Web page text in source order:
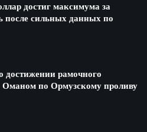
достиг максимума за
после сильных данных по
достижении рамочного
Оманом по Ормузскому проливу